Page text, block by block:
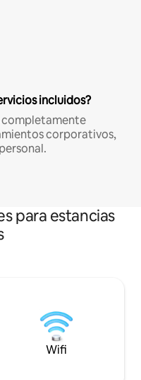
incluidos?
completamente
corporativos,
para estancias
Wifi